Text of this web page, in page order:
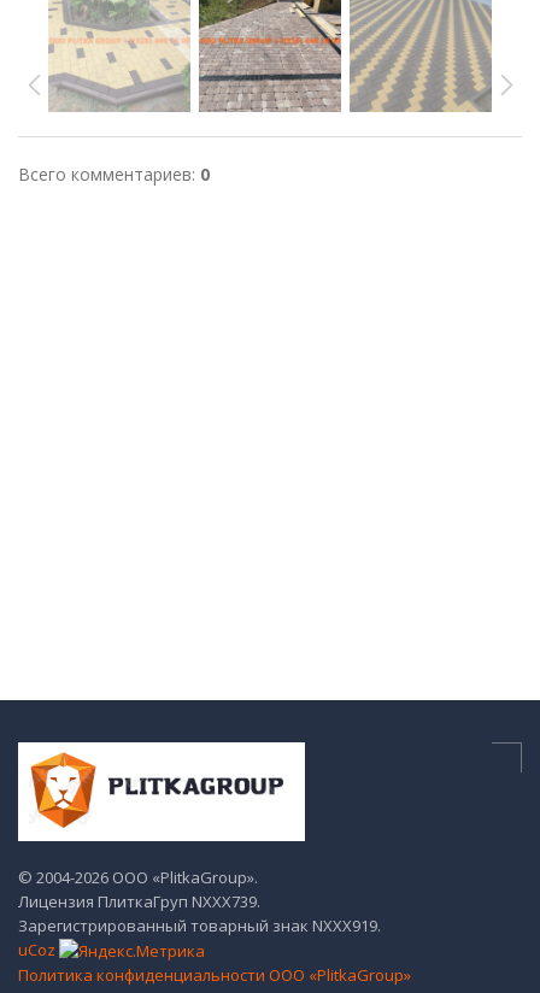
Всего комментариев: 0
© 2004-2026 ООО «PlitkaGroup».
Лицензия ПлиткаГруп NХХХ739.
Зарегистрированный товарный знак NХХХ919.
uCoz
Политика конфиденциальности ООО «PlitkaGroup»